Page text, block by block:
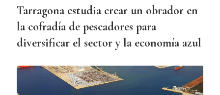
Tarragona estudia crear un obrador en
la cofradía de pescadores para
diversificar el sector y la economía azul